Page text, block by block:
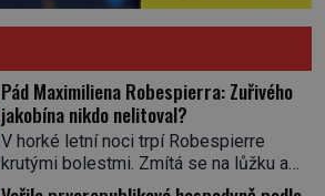
Pád Maximiliena Robespierra: Zuřivého
jakobína nikdo nelitoval?
V horké letní noci trpí Robespierre
krutými bolestmi. Zmítá se na lůžku a
hlavou mu víří kolotoč myšlenek. Když